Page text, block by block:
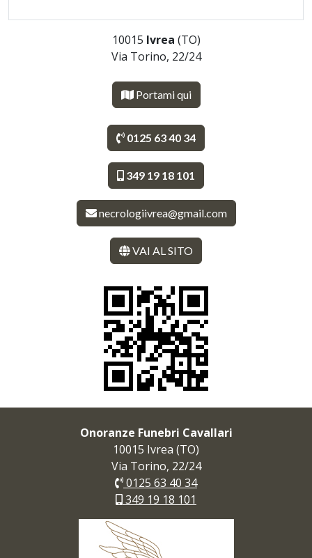
10015 Ivrea (TO)
Via Torino, 22/24
Portami qui
0125 63 40 34
349 19 18 101
necrologiivrea@gmail.com
VAI AL SITO
Onoranze Funebri Cavallari
10015 Ivrea (TO)
Via Torino, 22/24
0125 63 40 34
349 19 18 101